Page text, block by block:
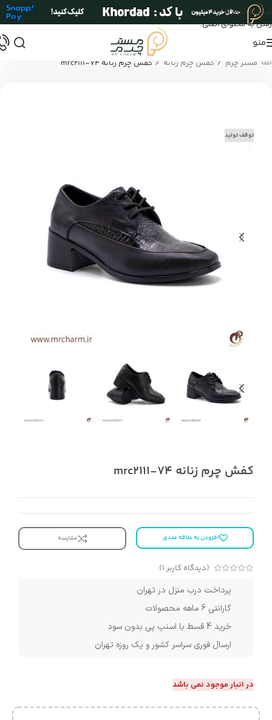
عبور به ناوبری
رفتن به محتوای اصلی
منو
مستر چرم / کفش چرم زنانه / کفش چرم زنانه mrc2111-74
توقف تولید
کفش چرم زنانه mrc2111-74
افزودن به علاقه مندی مقایسه
(دیدگاه کاربر 1
)
پرداخت درب منزل در تهران
گارانتی 6 ماهه محصولات
خرید 4 قسط با اسنپ پی بدون سود
ارسال فوری سراسر کشور و یک روزه تهران
در انبار موجود نمی باشد